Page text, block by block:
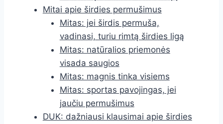
Mitai apie širdies permušimus
Mitas: jei širdis permuša,
vadinasi, turiu rimtą širdies ligą
Mitas: natūralios priemonės
visada saugios
Mitas: magnis tinka visiems
Mitas: sportas pavojingas, jei
jaučiu permušimus
DUK: dažniausi klausimai apie širdies